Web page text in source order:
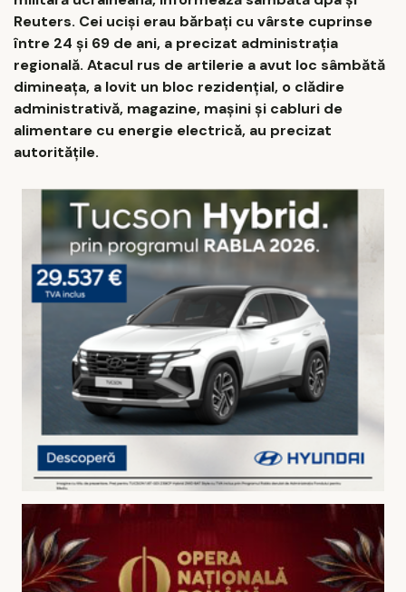
Reuters. Cei ucişi erau bărbaţi cu vârste cuprinse
între 24 şi 69 de ani, a precizat administraţia
regională. Atacul rus de artilerie a avut loc sâmbătă
dimineaţa, a lovit un bloc rezidenţial, o clădire
administrativă, magazine, maşini şi cabluri de
alimentare cu energie electrică, au precizat
autorităţile.